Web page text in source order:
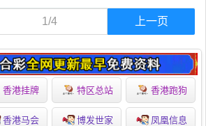
1/4 上一页
香港挂牌 特区总站 香港跑狗
香港马会 博发世家 凤凰信息